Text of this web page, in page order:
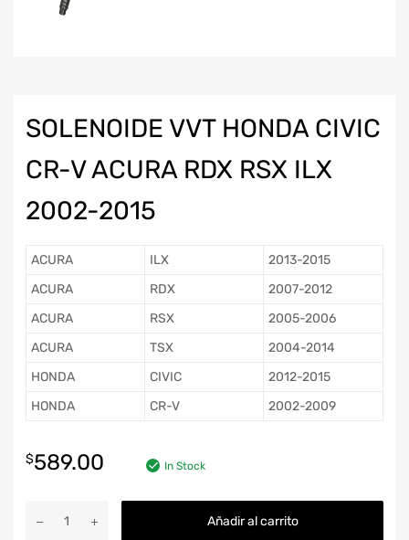
SOLENOIDE VVT HONDA CIVIC
CR-V ACURA RDX RSX ILX
2002-2015
ACURA ILX
2013-2015
ACURA
RDX
2007-2012
ACURA
RSX
2005-2006
ACURA
TSX
2004-2014
HONDA
CIVIC
2012-2015
HONDA
CR-V 2002-2009
$589.00 In Stock
Añadir al carrito